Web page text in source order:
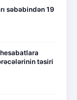
səbəbindən 19
təsiri